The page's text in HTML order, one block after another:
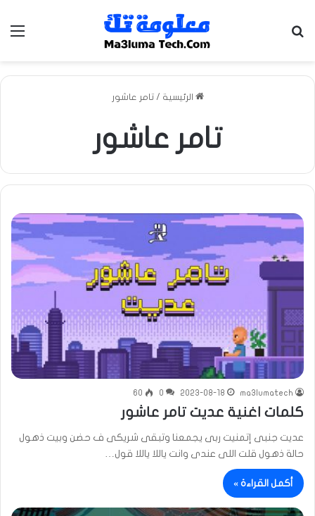
الرئيسية / تامر عاشور
تامر عاشور
ma3lumatech
2023-08-18
0
60
كلمات اغنية عديت تامر عاشور
عديت جنبى إتمنيت ربى يجمعنا وتبقى شريكى ف حضن وبيت ذهول
حالة ذهول قلت اللى عندى وانت ياللا ياللا قول…
أكمل القراءة »